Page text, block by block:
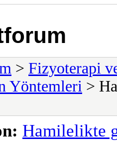
> Fizyoterapi
Yöntemleri >
Hamilelikte